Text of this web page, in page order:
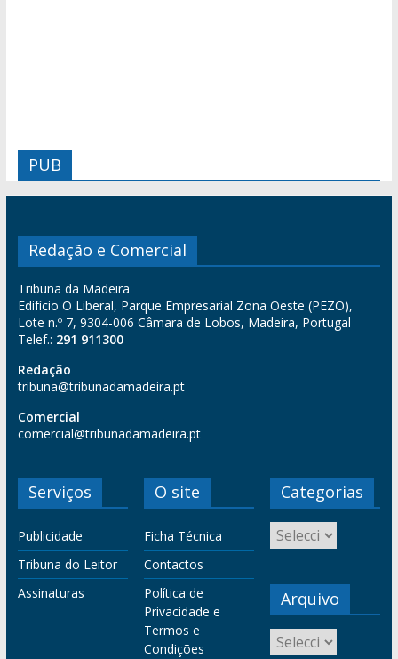
PUB
Redação e Comercial
Tribuna da Madeira
Edifício O Liberal, Parque Empresarial Zona Oeste (PEZO),
Lote n.º 7, 9304-006 Câmara de Lobos, Madeira, Portugal
Telef.: 291 911300
Redação
tribuna@tribunadamadeira.pt
Comercial
comercial@tribunadamadeira.pt
Serviços
Publicidade
Tribuna do Leitor
Assinaturas
O site
Ficha Técnica
Contactos
Política de
Privacidade e
Termos e
Condições
Categorias
Arquivo